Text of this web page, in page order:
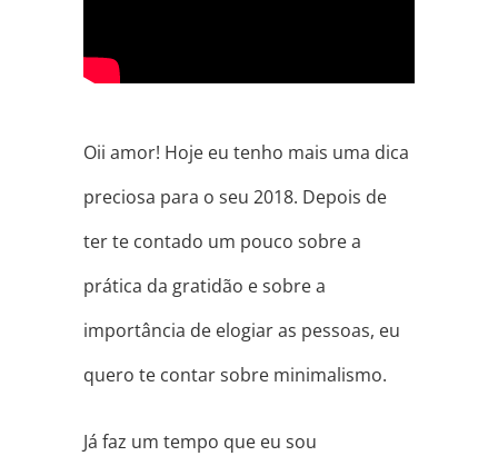
Oii amor! Hoje eu tenho mais uma dica
preciosa para o seu 2018. Depois de
ter te contado um pouco sobre a
prática da gratidão e sobre a
importância de elogiar as pessoas, eu
quero te contar sobre minimalismo.
Já faz um tempo que eu sou